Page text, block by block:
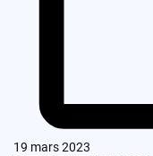
19 mars 2023